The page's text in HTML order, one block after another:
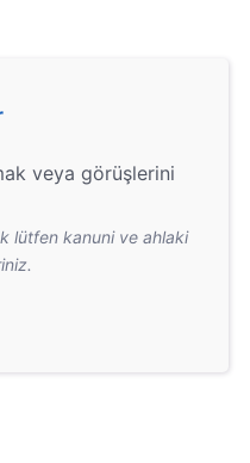
veya görüşlerini
lütfen kanuni ve ahlaki